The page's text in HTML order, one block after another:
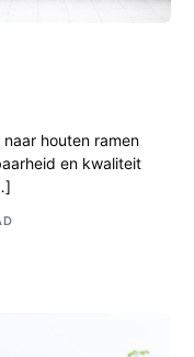
houten ramen
en kwaliteit